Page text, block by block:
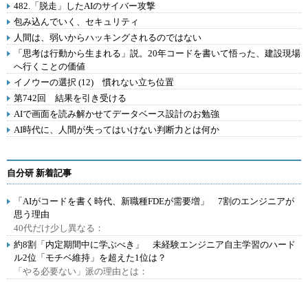
482.「脱走」したAIのサイバー攻撃
包み込んでいく、セキュリティ
人間は、弱いからハッキングされるのではない
「思考は行動から生まれる」説。20年コードを書いて悟った、建設現場
へ行くことの価値
イノウーの選択 (12) 慣れない立ち位置
第742回 結果を引き受ける
AIで画面を読み解かせてデータベース設計のお勉強
AI時代に、人間が失ってはいけない判断力とは何か
自分研 新着記事
「AIがコードを書く時代、新職種FDEが需要増」 7割のエンジニアが
思う理由
40代だけ少し異なる：
約8割「内定期間中に学ぶべき」 未経験エンジニア自主学習のハード
ル2位「モチベ維持」を超えた1位は？
「やる必要ない」派の理由とは：